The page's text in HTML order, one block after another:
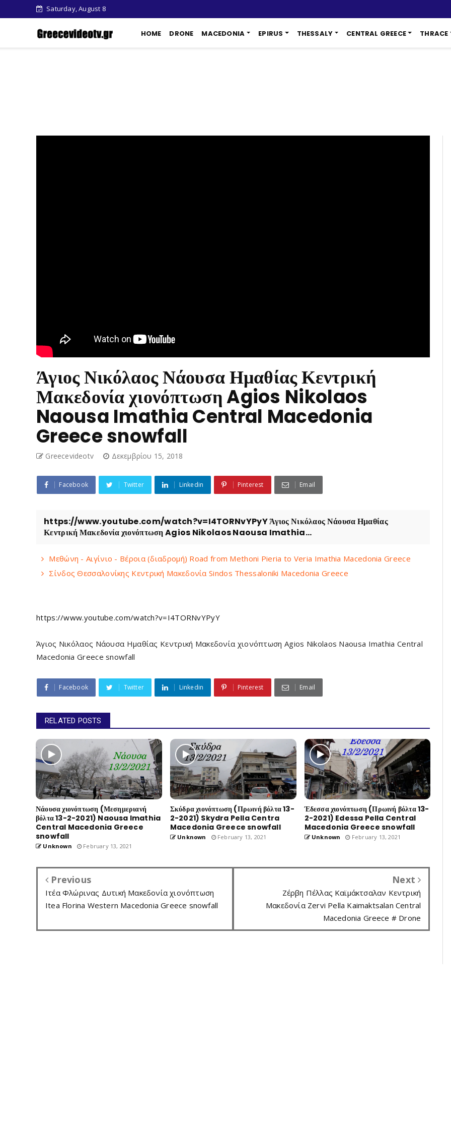
Saturday, August 8
HOME DRONE MACEDONIA EPIRUS THESSALY CENTRAL GREECE THRACE
Άγιος Νικόλαος Νάουσα Ημαθίας Κεντρική
Μακεδονία χιονόπτωση Agios Nikolaos
Naousa Imathia Central Macedonia
Greece snowfall
Greecevideotv Δεκεμβρίου 15, 2018
Facebook Twitter Linkedin Pinterest Email
https://www.youtube.com/watch?v=I4TORNvYPyY Άγιος Νικόλαος Νάουσα Ημαθίας
Κεντρική Μακεδονία χιονόπτωση Agios Nikolaos Naousa Imathia...
Μεθώνη - Αιγίνιο - Βέροια (διαδρομή) Road from Methoni Pieria to Veria Imathia Macedonia Greece
Σίνδος Θεσσαλονίκης Κεντρική Μακεδονία Sindos Thessaloniki Macedonia Greece
https://www.youtube.com/watch?v=I4TORNvYPyY
Άγιος Νικόλαος Νάουσα Ημαθίας Κεντρική Μακεδονία χιονόπτωση Agios Nikolaos Naousa Imathia Central
Macedonia Greece snowfall
Facebook Twitter Linkedin Pinterest Email
RELATED POSTS
Νάουσα χιονόπτωση (Μεσημεριανή
βόλτα 13-2-2021) Naousa Imathia
Central Macedonia Greece
snowfall
Unknown February 13, 2021
Σκύδρα χιονόπτωση (Πρωινή βόλτα 13-
2-2021) Skydra Pella Centra
Macedonia Greece snowfall
Unknown February 13, 2021
Έδεσσα χιονόπτωση (Πρωινή βόλτα 13-
2-2021) Edessa Pella Central
Macedonia Greece snowfall
Unknown February 13, 2021
Previous
Ιτέα Φλώρινας Δυτική Μακεδονία χιονόπτωση
Itea Florina Western Macedonia Greece snowfall
Next
Ζέρβη Πέλλας Καϊμάκτσαλαν Κεντρική
Μακεδονία Zervi Pella Kaimaktsalan Central
Macedonia Greece # Drone